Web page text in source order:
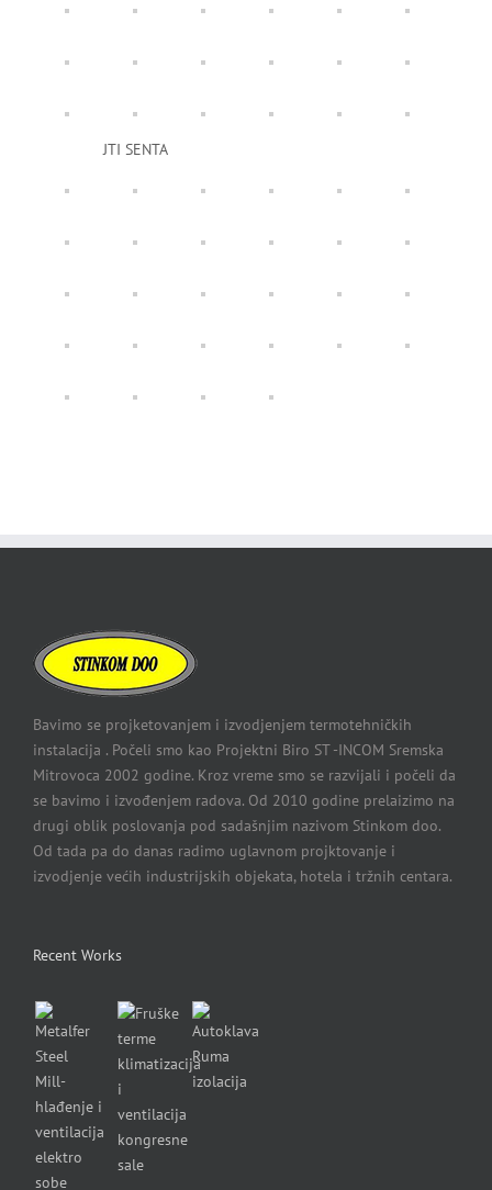
JTI SENTA
Bavimo se projketovanjem i izvodjenjem termotehničkih
instalacija . Počeli smo kao Projektni Biro ST -INCOM Sremska
Mitrovoca 2002 godine. Kroz vreme smo se razvijali i počeli da
se bavimo i izvođenjem radova. Od 2010 godine prelaizimo na
drugi oblik poslovanja pod sadašnjim nazivom Stinkom doo.
Od tada pa do danas radimo uglavnom projktovanje i
izvodjenje većih industrijskih objekata, hotela i tržnih centara.
Recent Works